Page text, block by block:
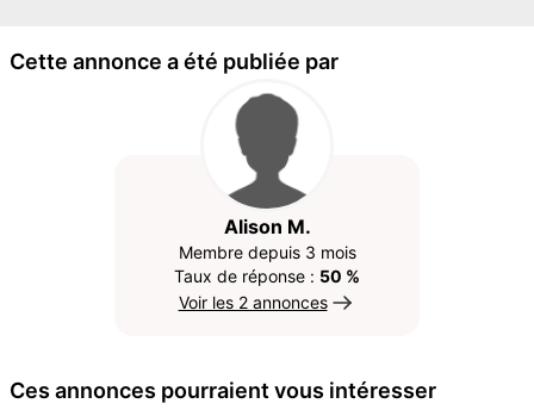
Cette annonce a été publiée par
Alison M.
Membre depuis 3 mois
Taux de réponse : 50 %
Voir les 2 annonces
Ces annonces pourraient vous intéresser